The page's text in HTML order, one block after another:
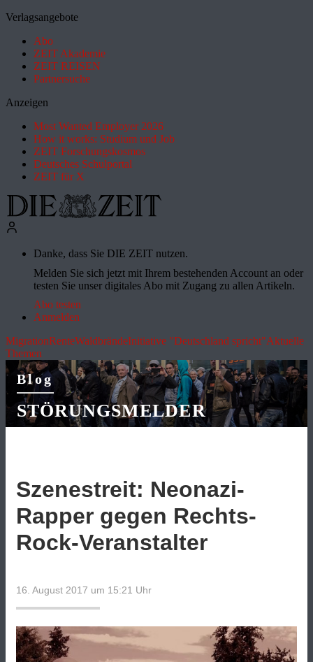
Verlagsangebote
Abo
ZEIT Akademie
ZEIT REISEN
Partnersuche
Anzeigen
Most Wanted Employer 2026
How it works: Studium und Job
ZEIT Forschungskosmos
Deutsches Schulportal
ZEIT für X
Danke, dass Sie DIE ZEIT nutzen.
Melden Sie sich jetzt mit Ihrem bestehenden Account an oder
testen Sie unser digitales Abo mit Zugang zu allen Artikeln.
Abo testen
Anmelden
MigrationRenteWaldbrändeInitiative "Deutschland spricht"Aktuelle
Themen
Blog
STÖRUNGSMELDER
Szenestreit: Neonazi-
Rapper gegen Rechts-
Rock-Veranstalter
16. August 2017 um 15:21 Uhr